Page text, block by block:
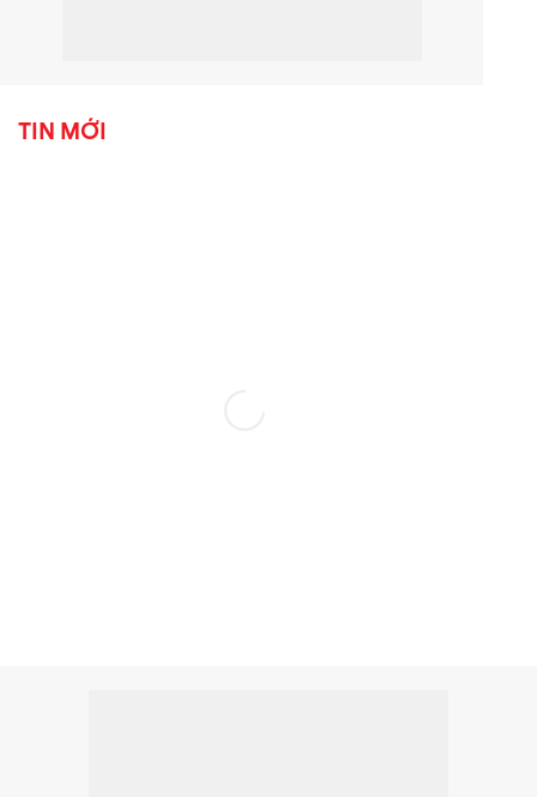
TIN MỚI